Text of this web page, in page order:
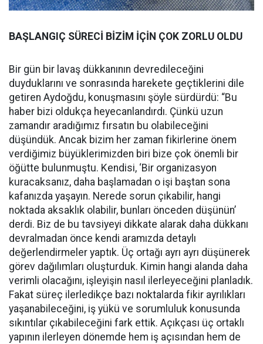
BAŞLANGIÇ SÜRECİ BİZİM İÇİN ÇOK ZORLU OLDU
Bir gün bir lavaş dükkanının devredileceğini
duyduklarını ve sonrasında harekete geçtiklerini dile
getiren Aydoğdu, konuşmasını şöyle sürdürdü: “Bu
haber bizi oldukça heyecanlandırdı. Çünkü uzun
zamandır aradığımız fırsatın bu olabileceğini
düşündük. Ancak bizim her zaman fikirlerine önem
verdiğimiz büyüklerimizden biri bize çok önemli bir
öğütte bulunmuştu. Kendisi, ‘Bir organizasyon
kuracaksanız, daha başlamadan o işi baştan sona
kafanızda yaşayın. Nerede sorun çıkabilir, hangi
noktada aksaklık olabilir, bunları önceden düşünün’
derdi. Biz de bu tavsiyeyi dikkate alarak daha dükkanı
devralmadan önce kendi aramızda detaylı
değerlendirmeler yaptık. Üç ortağı ayrı ayrı düşünerek
görev dağılımları oluşturduk. Kimin hangi alanda daha
verimli olacağını, işleyişin nasıl ilerleyeceğini planladık.
Fakat süreç ilerledikçe bazı noktalarda fikir ayrılıkları
yaşanabileceğini, iş yükü ve sorumluluk konusunda
sıkıntılar çıkabileceğini fark ettik. Açıkçası üç ortaklı
yapının ilerleyen dönemde hem iş açısından hem de